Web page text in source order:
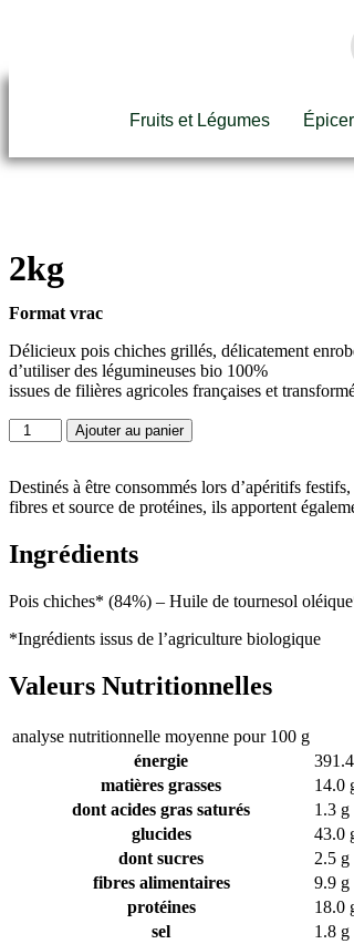
Fruits et Légumes
2kg
Format vrac
Délicieux pois chiches grillés, délicatement
d’utiliser des légumineuses bio 100%
issues de filières agricoles françaises et
Ajouter au panier
Destinés à être consommés lors d’apéritifs
fibres et source de protéines, ils apportent
Ingrédients
Pois chiches* (84%) – Huile de tournesol
*Ingrédients issus de l’agriculture biologique
Valeurs Nutritionnelles
analyse nutritionnelle moyenne pour 100 g
énergie
matières grasses
14.0
dont acides gras saturés
1.3 g
glucides
43.0
dont sucres
2.5 g
fibres alimentaires
9.9 g
protéines
18.0
sel
1.8 g